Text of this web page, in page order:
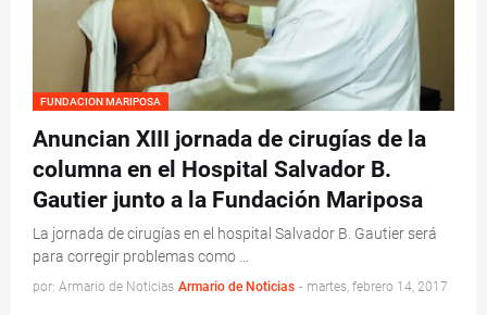
FUNDACION MARIPOSA
Anuncian XIII jornada de cirugías de la
columna en el Hospital Salvador B.
Gautier junto a la Fundación Mariposa
La jornada de cirugías en el hospital Salvador B. Gautier será
para corregir problemas como …
por: Armario de Noticias Armario de Noticias - martes, febrero 14, 2017